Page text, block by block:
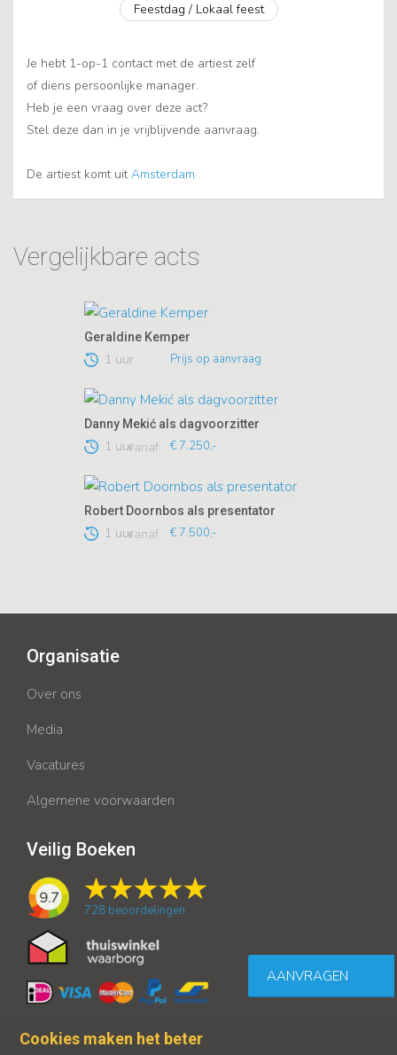
Feestdag / Lokaal feest
Je hebt 1-op-1 contact met de artiest zelf
of diens persoonlijke manager.
Heb je een vraag over deze act?
Stel deze dan in je vrijblijvende aanvraag.
De artiest komt uitAmsterdam
Vergelijkbare acts
Geraldine Kemper
1 uur Prijs op aanvraag
Danny Mekić als dagvoorzitter
1 uurvanaf € 7.250,-
Robert Doornbos als presentator
1 uurvanaf € 7.500,-
AANVRAGEN
Organisatie
Over ons
Media
Vacatures
Algemene voorwaarden
Veilig Boeken
9.7
728 beoordelingen
Cookies maken het beter